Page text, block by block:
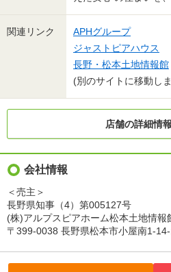
関連リンク
APHグループ
ジャストピアハウス
長野・松本土地情報館
(別のサイトに移動し
店舗の詳細情
会社情報
＜売主＞
長野県知事（4）第005127号
(株)アルプスピアホーム松本土地情報
〒399-0038 長野県松本市小屋南1-